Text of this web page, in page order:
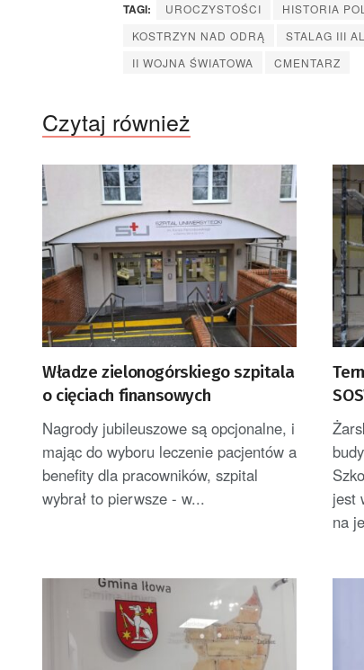
TAGI: UROCZYSTOŚCI HISTORIA
KOSTRZYN NAD ODRĄ
STALAG III
II WOJNA ŚWIATOWA
CMENTARZ
Czytaj również
Władze zielonogórskiego szpitala
o cięciach finansowych
Nagrody jubileuszowe są opcjonalne, i
mając do wyboru leczenie pacjentów a
benefity dla pracowników, szpital
wybrał to pierwsze - w...
jest
na